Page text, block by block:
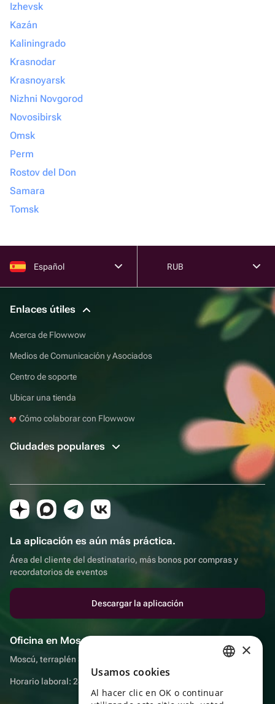
Izhevsk
Kazán
Kaliningrado
Krasnodar
Krasnoyarsk
Nizhni Novgorod
Novosibirsk
Omsk
Perm
Rostov del Don
Samara
Tomsk
Español RUB
Enlaces útiles
Acerca de Flowwow
Medios de Comunicación y Asociados
Centro de soporte
Ubicar una tienda
Cómo colaborar con Flowwow
Ciudades populares
La aplicación es aún más práctica.
Área del cliente del destinatario, más bonos por compras y
recordatorios de eventos
Descargar la aplicación
Oficina en Moscú
Moscú, terraplén Sadovnicheskaya, 9, sala 2/3
Horario laboral: 24 horas
ENGLISH
×
Usamos cookies
Al hacer clic en OK o continuar